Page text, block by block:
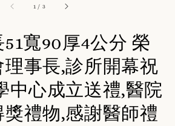
1 / 3
51寬90厚4公分 榮
事長,診所開幕祝
中心成立送禮,醫院
禮物,感謝醫師禮